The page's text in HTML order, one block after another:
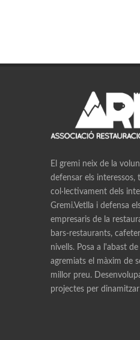
El gremi neix de la
defensar els
col·lectivament dels
Gremi.Vetlla i defensa
empresaris de la
bars-restaurants,
nivells. Posa a l'abast
agremiats el màxim de
millor preu.
projectes per